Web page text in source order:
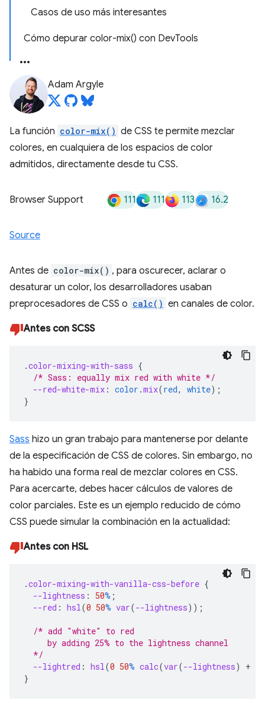
Casos de uso más interesantes
Cómo depurar color-mix() con DevTools
Adam Argyle
La función color-mix() de CSS te permite mezclar
colores, en cualquiera de los espacios de color
admitidos, directamente desde tu CSS.
Browser Support 111 111 113 16.2
Source
Antes de color-mix() , para oscurecer, aclarar o
desaturar un color, los desarrolladores usaban
preprocesadores de CSS o calc() en canales de color.
Antes con SCSS
.color-mixing-with-sass {
/* Sass: equally mix red with white */
--red-white-mix : color .mix(red, white);
}
Sass hizo un gran trabajo para mantenerse por delante
de la especificación de CSS de colores. Sin embargo, no
ha habido una forma real de mezclar colores en CSS.
Para acercarte, debes hacer cálculos de valores de
color parciales. Este es un ejemplo reducido de cómo
CSS puede simular la combinación en la actualidad:
Antes con HSL
.color-mixing-with-vanilla-css-before {
--lightness : 50% ;
--red : hsl(0 50% var(--lightness));
/* add "white" to red
     by adding 25% to the lightness channel
  */
--lightred : hsl(0 50% calc(var(--lightness) +
}